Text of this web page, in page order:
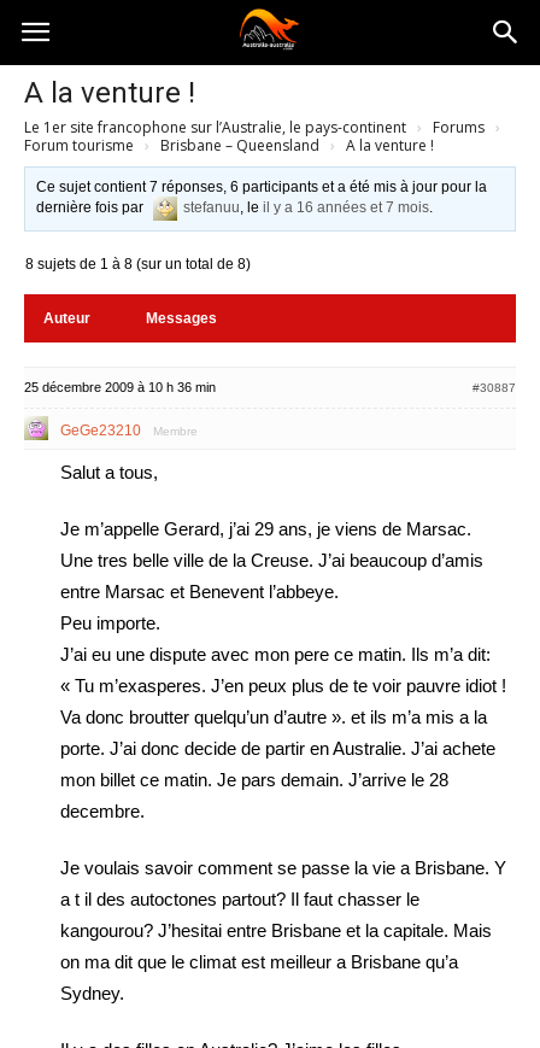
Australia-
australie.com
A la venture !
Le 1er site francophone sur l’Australie, le pays-continent › Forums ›
Forum tourisme › Brisbane – Queensland › A la venture !
Ce sujet contient 7 réponses, 6 participants et a été mis à jour pour la
dernière fois par
stefanuu, leil y a 16 années et 7 mois.
8 sujets de 1 à 8 (sur un total de 8)
Auteur Messages
25 décembre 2009 à 10 h 36 min #30887
GeGe23210 Membre
Salut a tous,
Je m’appelle Gerard, j’ai 29 ans, je viens de Marsac.
Une tres belle ville de la Creuse. J’ai beaucoup d’amis
entre Marsac et Benevent l’abbeye.
Peu importe.
J’ai eu une dispute avec mon pere ce matin. Ils m’a dit:
« Tu m’exasperes. J’en peux plus de te voir pauvre idiot !
Va donc broutter quelqu’un d’autre ». et ils m’a mis a la
porte. J’ai donc decide de partir en Australie. J’ai achete
mon billet ce matin. Je pars demain. J’arrive le 28
decembre.
Je voulais savoir comment se passe la vie a Brisbane. Y
a t il des autoctones partout? Il faut chasser le
kangourou? J’hesitai entre Brisbane et la capitale. Mais
on ma dit que le climat est meilleur a Brisbane qu’a
Sydney.